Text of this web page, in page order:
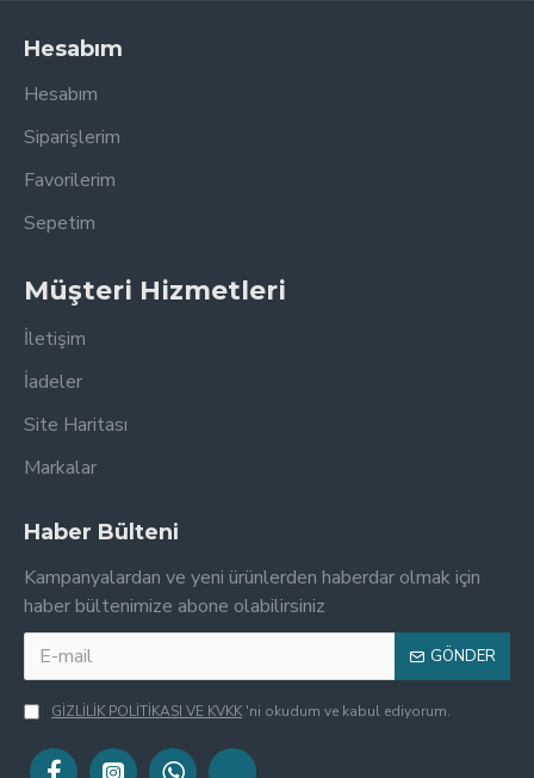
Hesabım
Hesabım
Siparişlerim
Favorilerim
Sepetim
Müşteri Hizmetleri
İletişim
İadeler
Site Haritası
Markalar
Haber Bülteni
Kampanyalardan ve yeni ürünlerden haberdar olmak için
haber bültenimize abone olabilirsiniz
GÖNDER
GİZLİLİK POLİTİKASI VE KVKK 'ni okudum ve kabul ediyorum.